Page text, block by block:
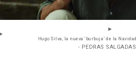
- PEDRAS SALGADAS